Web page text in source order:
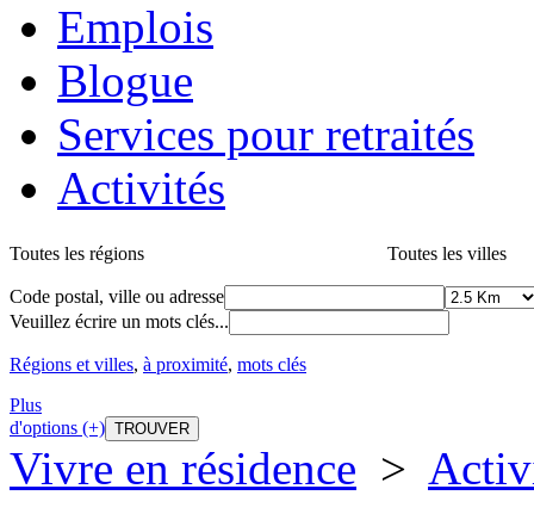
Emplois
Blogue
Services pour retraités
Activités
Toutes les régions Toutes les villes
Code postal, ville ou adresse
Veuillez écrire un mots clés...
Régions et villes, à proximité, mots clés
Plus
d'options (+)
Vivre en résidence >